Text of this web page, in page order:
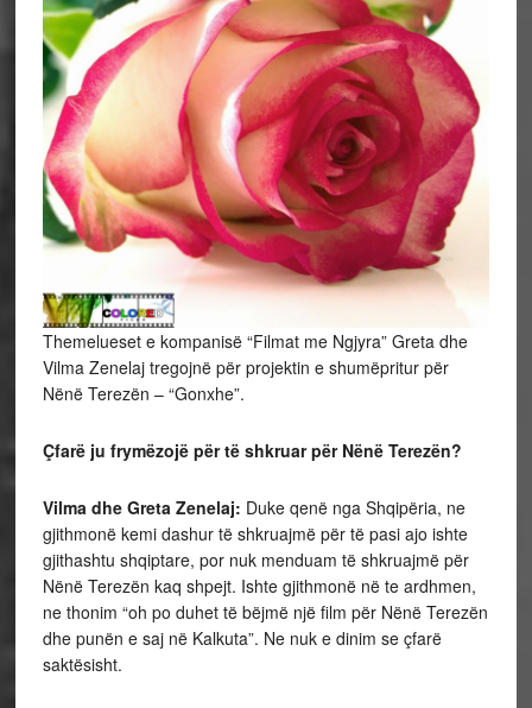
Themelueset e kompanisë “Filmat me Ngjyra” Greta dhe
Vilma Zenelaj tregojnë për projektin e shumëpritur për
Nënë Terezën – “Gonxhe”.
Çfarë ju frymëzojë për të shkruar për Nënë Terezën?
Vilma dhe Greta Zenelaj: Duke qenë nga Shqipëria, ne
gjithmonë kemi dashur të shkruajmë për të pasi ajo ishte
gjithashtu shqiptare, por nuk menduam të shkruajmë për
Nënë Terezën kaq shpejt. Ishte gjithmonë në te ardhmen,
ne thonim “oh po duhet të bëjmë një film për Nënë Terezën
dhe punën e saj në Kalkuta”. Ne nuk e dinim se çfarë
saktësisht.